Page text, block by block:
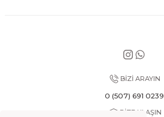
BİZİ ARAYIN
0 (507) 691 0239
BİZE ULAŞIN